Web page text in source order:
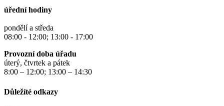
úřední hodiny
pondělí a středa
08:00 - 12:00; 13:00 - 17:00
Provozní doba úřadu
úterý, čtvrtek a pátek
8:00 – 12:00; 13:00 – 14:30
Důležíté odkazy